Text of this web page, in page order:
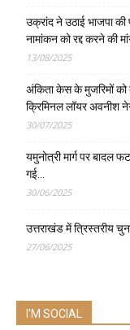
उक्रांद ने उठाई भाजपा की
नामांकन को रद्द करने की
13/08/2025
अंकिता केस के मुजरिमों को
क्रिमिनल लॉयर अवनीश
30/07/2025
यमुनोत्री मार्ग पर बादल
गई…
30/06/2025
उत्तराखंड में त्रिस्तरीय
27/06/2025
I'M SOCIAL